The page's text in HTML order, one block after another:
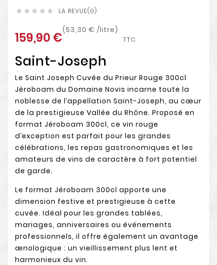
     LA REVUE(0)
159,90 €(53,30 € /litre)
TTC
Saint-Joseph
Le Saint Joseph Cuvée du Prieur Rouge 300cl
Jéroboam du Domaine Novis incarne toute la
noblesse de l’appellation Saint-Joseph, au cœur
de la prestigieuse Vallée du Rhône. Proposé en
format Jéroboam 300cl, ce vin rouge
d’exception est parfait pour les grandes
célébrations, les repas gastronomiques et les
amateurs de vins de caractère à fort potentiel
de garde.
Le format Jéroboam 300cl apporte une
dimension festive et prestigieuse à cette
cuvée. Idéal pour les grandes tablées,
mariages, anniversaires ou événements
professionnels, il offre également un avantage
œnologique : un vieillissement plus lent et
harmonieux du vin.